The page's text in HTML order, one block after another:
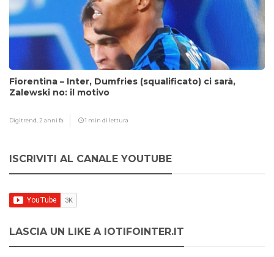
Fiorentina – Inter, Dumfries (squalificato) ci sarà,
Zalewski no: il motivo
Digitrend, 2 anni fa 1 min di lettura
ISCRIVITI AL CANALE YOUTUBE
LASCIA UN LIKE A IOTIFOINTER.IT